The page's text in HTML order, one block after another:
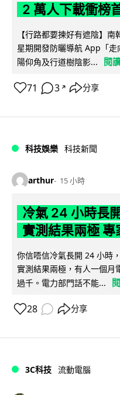
2 萬人下載衝榜
【行路都要揀好有遮陰】
星期開發防曬導航 App「
陽仰角及行道樹陰影...
閱
71 3 ↗ 分享
科技娛樂 科技新聞
arthur 15 小時
冷氣 24 小時長
實測結果兩極
你信唔信冷氣長開 24 小時
實測結果兩極，有人一個月
過千。電力部門話不能...
28 分享
3C科技 流動電腦